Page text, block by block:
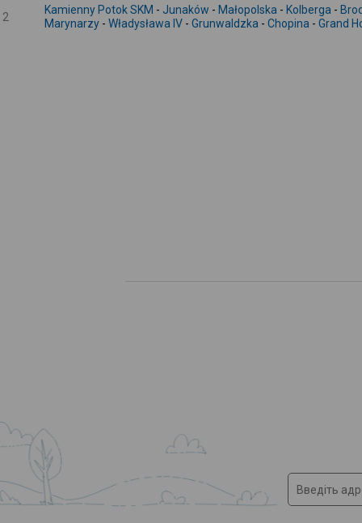
2
Kamienny Potok SKM - Junaków - Małopolska - Kolberga -
Marynarzy - Władysława IV - Grunwaldzka - Chopina - Grand